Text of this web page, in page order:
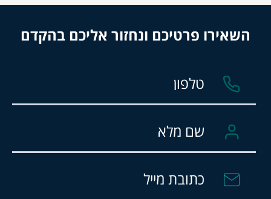
השאירו פרטיכם ונחזור אליכם בהקדם